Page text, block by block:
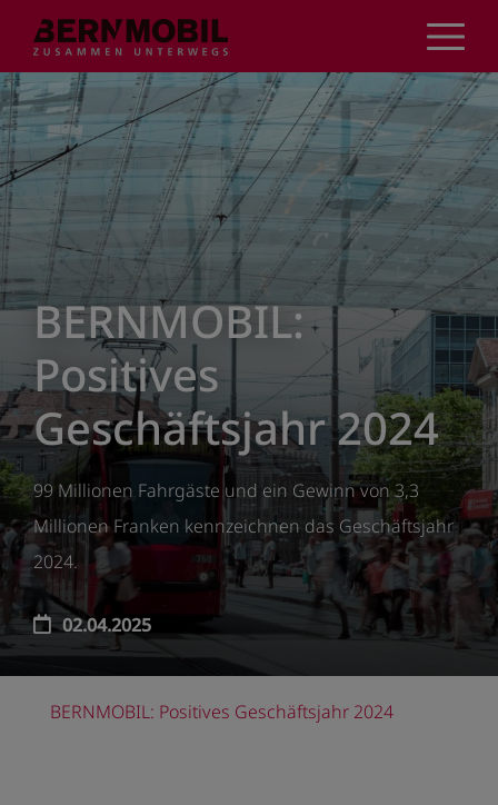
Inhalt
BERNMOBIL:
Positives
Geschäftsjahr 2024
99 Millionen Fahrgäste und ein Gewinn von 3,3
Millionen Franken kennzeichnen das Geschäftsjahr
2024.
02.04.2025
BERNMOBIL: Positives Geschäftsjahr 2024